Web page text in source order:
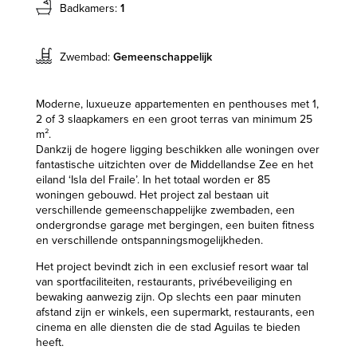
Badkamers: 1
Zwembad: Gemeenschappelijk
Moderne, luxueuze appartementen en penthouses met 1,
2 of 3 slaapkamers en een groot terras van minimum 25
m².
Dankzij de hogere ligging beschikken alle woningen over
fantastische uitzichten over de Middellandse Zee en het
eiland ‘Isla del Fraile’. In het totaal worden er 85
woningen gebouwd. Het project zal bestaan uit
verschillende gemeenschappelijke zwembaden, een
ondergrondse garage met bergingen, een buiten fitness
en verschillende ontspanningsmogelijkheden.
Het project bevindt zich in een exclusief resort waar tal
van sportfaciliteiten, restaurants, privébeveiliging en
bewaking aanwezig zijn. Op slechts een paar minuten
afstand zijn er winkels, een supermarkt, restaurants, een
cinema en alle diensten die de stad Aguilas te bieden
heeft.